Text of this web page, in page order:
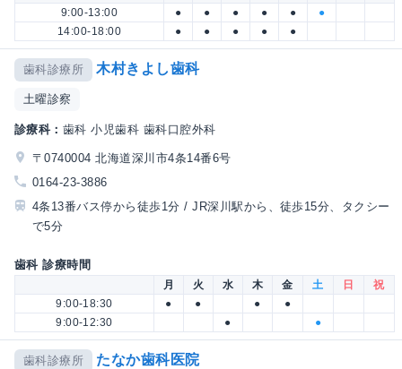
9:00-13:00
● ● ● ● ●
●
14:00-18:00
● ● ● ● ●
歯科診療所 木村きよし歯科
土曜診察
診療科： 歯科 小児歯科 歯科口腔外科
〒0740004 北海道深川市4条14番6号
0164-23-3886
4条13番バス停から徒歩1分 / JR深川駅から、徒歩15分、タクシー
で5分
歯科 診療時間
月 火 水 木 金 土 日
祝
9:00-18:30
● ● ●
●
9:00-12:30
● ●
歯科診療所 たなか歯科医院